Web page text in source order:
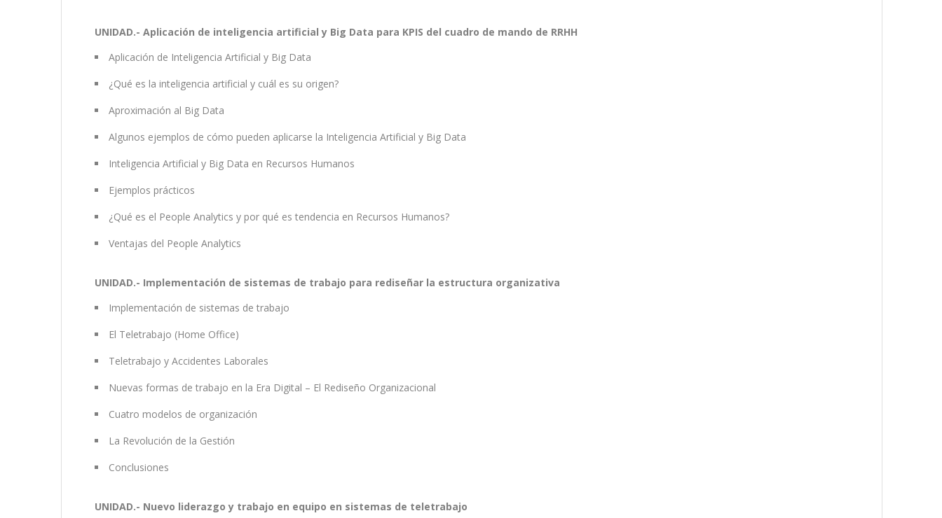
UNIDAD.- Aplicación de inteligencia artificial y Big Data para KPIS del cuadro de mando de RRHH
Aplicación de Inteligencia Artificial y Big Data
¿Qué es la inteligencia artificial y cuál es su origen?
Aproximación al Big Data
Algunos ejemplos de cómo pueden aplicarse la Inteligencia Artificial y Big Data
Inteligencia Artificial y Big Data en Recursos Humanos
Ejemplos prácticos
¿Qué es el People Analytics y por qué es tendencia en Recursos Humanos?
Ventajas del People Analytics
UNIDAD.- Implementación de sistemas de trabajo para rediseñar la estructura organizativa
Implementación de sistemas de trabajo
El Teletrabajo (Home Office)
Teletrabajo y Accidentes Laborales
Nuevas formas de trabajo en la Era Digital – El Rediseño Organizacional
Cuatro modelos de organización
La Revolución de la Gestión
Conclusiones
UNIDAD.- Nuevo liderazgo y trabajo en equipo en sistemas de teletrabajo